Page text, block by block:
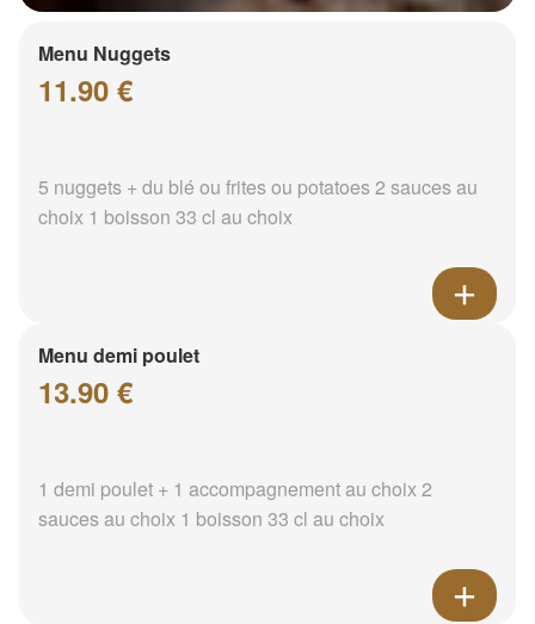
Menu Nuggets
11.90 €
5 nuggets + du blé ou frites ou potatoes 2 sauces au
choix 1 boisson 33 cl au choix
Menu demi poulet
13.90 €
1 demi poulet + 1 accompagnement au choix 2
sauces au choix 1 boisson 33 cl au choix